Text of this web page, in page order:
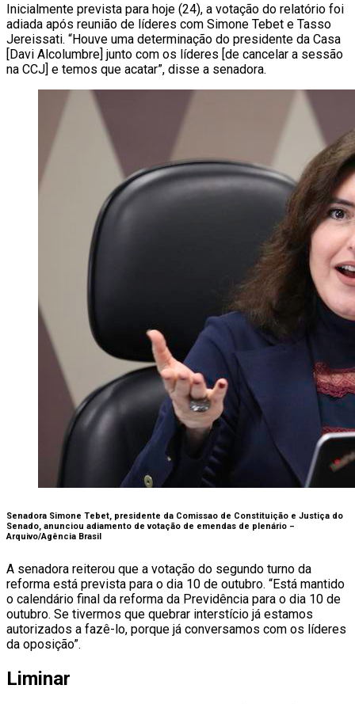
Inicialmente prevista para hoje (24), a votação do relatório foi
adiada após reunião de líderes com Simone Tebet e Tasso
Jereissati. “Houve uma determinação do presidente da Casa
[Davi Alcolumbre] junto com os líderes [de cancelar a sessão
na CCJ] e temos que acatar”, disse a senadora.
Senadora Simone Tebet, presidente da Comissao de Constituição e Justiça do
Senado, anunciou adiamento de votação de emendas de plenário –
Arquivo/Agência Brasil
A senadora reiterou que a votação do segundo turno da
reforma está prevista para o dia 10 de outubro. “Está mantido
o calendário final da reforma da Previdência para o dia 10 de
outubro. Se tivermos que quebrar interstício já estamos
autorizados a fazê-lo, porque já conversamos com os líderes
da oposição”.
Liminar